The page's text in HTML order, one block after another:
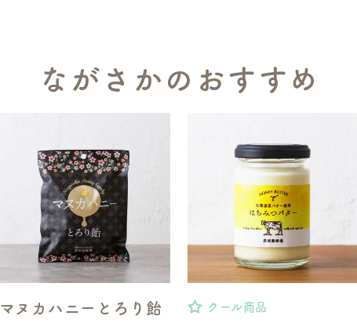
ながさかのおすすめ
マヌカハニーとろり飴 クール商品